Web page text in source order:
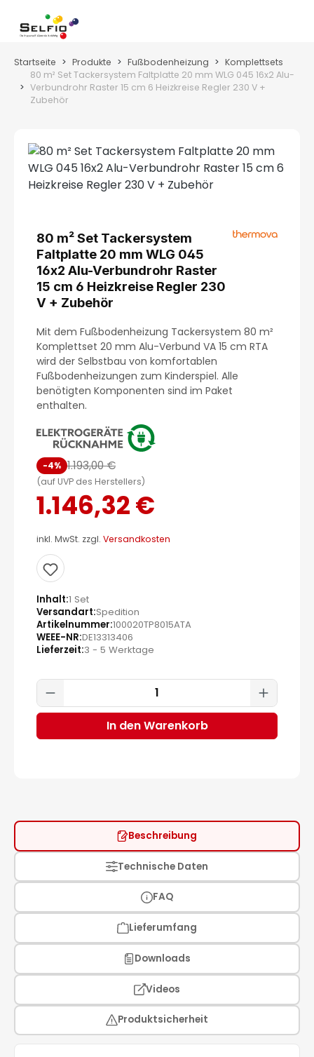
Zum Hauptinhalt springen
Startseite Produkte Fußbodenheizung
Komplettsets
80 m² Set Tackersystem Faltplatte 20 mm WLG 045 16x2 Alu-
Verbundrohr Raster 15 cm 6 Heizkreise Regler 230 V +
Zubehör
80 m² Set Tackersystem
Faltplatte 20 mm WLG 045
16x2 Alu-Verbundrohr Raster
15 cm 6 Heizkreise Regler 230
V + Zubehör
Mit dem Fußbodenheizung Tackersystem 80 m²
Komplettset 20 mm Alu-Verbund VA 15 cm RTA
wird der Selbstbau von komfortablen
Fußbodenheizungen zum Kinderspiel. Alle
benötigten Komponenten sind im Paket
enthalten.
-4% 1.193,00 €
(auf UVP des Herstellers)
1.146,32 €
inkl. MwSt. zzgl. Versandkosten
Inhalt 1 Set
Versandart Spedition
Artikelnummer 100020TP8015ATA
WEEE-NR DE13313406
Lieferzeit 3 - 5 Werktage
Produkt Anzahl: Gib den
In den Warenkorb
Beschreibung
Technische Daten
FAQ
Lieferumfang
Downloads
Videos
Produktsicherheit